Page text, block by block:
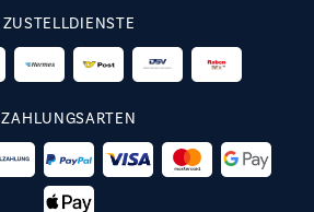
ZUSTELLDIENSTE
ZAHLUNGSARTEN